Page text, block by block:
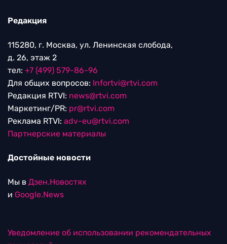
Редакция
115280, г. Москва, ул. Ленинская слобода,
д. 26, этаж 2
тел: +7 (499) 579-86-96
Для общих вопросов: Infortvi@rtvi.com
Редакция RTVI: news@rtvi.com
Маркетинг/PR: pr@rtvi.com
Реклама RTVI: adv-eu@rtvi.com
Партнерские материалы
Достойные новости
Мы в Дзен.Новостях
и Google.News
Уведомление об использовании рекомендательных